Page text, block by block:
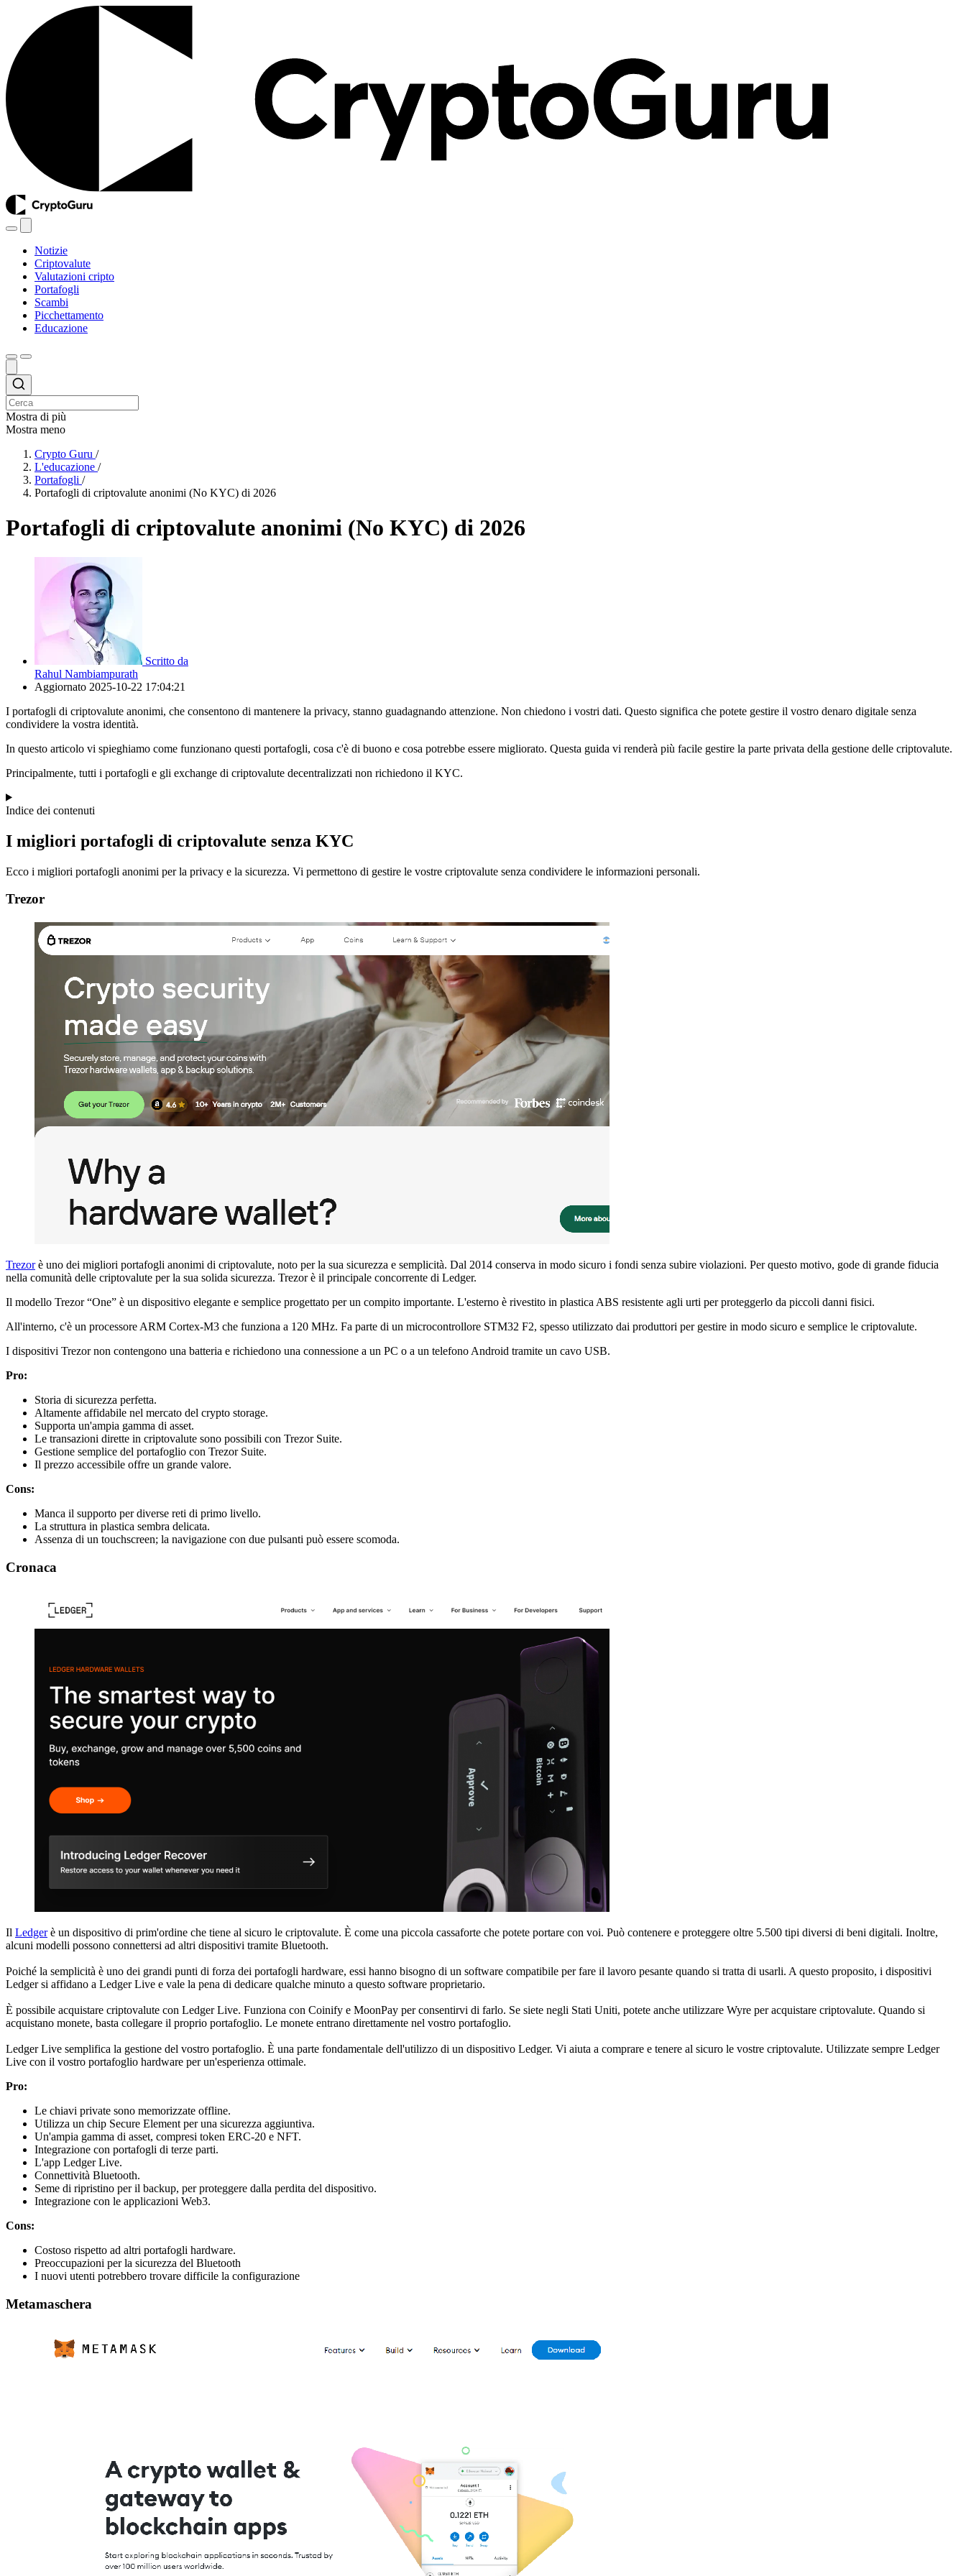
Notizie
Criptovalute
Valutazioni cripto
Portafogli
Scambi
Picchettamento
Educazione
Mostra di più
Mostra meno
Crypto Guru /
L'educazione /
Portafogli /
Portafogli di criptovalute anonimi (No KYC) di 2026
Portafogli di criptovalute anonimi (No KYC) di 2026
Scritto da
Rahul Nambiampurath
Aggiornato 2025-10-22 17:04:21
I portafogli di criptovalute anonimi, che consentono di mantenere la privacy, stanno guadagnando attenzione. Non chiedono i vostri dati. Questo significa che potete gestire il vostro denaro digitale senza
condividere la vostra identità.
In questo articolo vi spieghiamo come funzionano questi portafogli, cosa c'è di buono e cosa potrebbe essere migliorato. Questa guida vi renderà più facile gestire la parte privata della gestione delle criptovalute.
Principalmente, tutti i portafogli e gli exchange di criptovalute decentralizzati non richiedono il KYC.
Indice dei contenuti
I migliori portafogli di criptovalute senza KYC
Ecco i migliori portafogli anonimi per la privacy e la sicurezza. Vi permettono di gestire le vostre criptovalute senza condividere le informazioni personali.
Trezor
Trezorè uno dei migliori portafogli anonimi di criptovalute, noto per la sua sicurezza e semplicità. Dal 2014 conserva in modo sicuro i fondi senza subire violazioni. Per questo motivo, gode di grande fiducia
nella comunità delle criptovalute per la sua solida sicurezza. Trezor è il principale concorrente di Ledger.
Il modello Trezor “One” è un dispositivo elegante e semplice progettato per un compito importante. L'esterno è rivestito in plastica ABS resistente agli urti per proteggerlo da piccoli danni fisici.
All'interno, c'è un processore ARM Cortex-M3 che funziona a 120 MHz. Fa parte di un microcontrollore STM32 F2, spesso utilizzato dai produttori per gestire in modo sicuro e semplice le criptovalute.
I dispositivi Trezor non contengono una batteria e richiedono una connessione a un PC o a un telefono Android tramite un cavo USB.
Pro:
Storia di sicurezza perfetta.
Altamente affidabile nel mercato del crypto storage.
Supporta un'ampia gamma di asset.
Le transazioni dirette in criptovalute sono possibili con Trezor Suite.
Gestione semplice del portafoglio con Trezor Suite.
Il prezzo accessibile offre un grande valore.
Cons:
Manca il supporto per diverse reti di primo livello.
La struttura in plastica sembra delicata.
Assenza di un touchscreen; la navigazione con due pulsanti può essere scomoda.
Cronaca
Il Ledgerè un dispositivo di prim'ordine che tiene al sicuro le criptovalute. È come una piccola cassaforte che potete portare con voi. Può contenere e proteggere oltre 5.500 tipi diversi di beni digitali. Inoltre,
alcuni modelli possono connettersi ad altri dispositivi tramite Bluetooth.
Poiché la semplicità è uno dei grandi punti di forza dei portafogli hardware, essi hanno bisogno di un software compatibile per fare il lavoro pesante quando si tratta di usarli. A questo proposito, i dispositivi
Ledger si affidano a Ledger Live e vale la pena di dedicare qualche minuto a questo software proprietario.
È possibile acquistare criptovalute con Ledger Live. Funziona con Coinify e MoonPay per consentirvi di farlo. Se siete negli Stati Uniti, potete anche utilizzare Wyre per acquistare criptovalute. Quando si
acquistano monete, basta collegare il proprio portafoglio. Le monete entrano direttamente nel vostro portafoglio.
Ledger Live semplifica la gestione del vostro portafoglio. È una parte fondamentale dell'utilizzo di un dispositivo Ledger. Vi aiuta a comprare e tenere al sicuro le vostre criptovalute. Utilizzate sempre Ledger
Live con il vostro portafoglio hardware per un'esperienza ottimale.
Pro:
Le chiavi private sono memorizzate offline.
Utilizza un chip Secure Element per una sicurezza aggiuntiva.
Un'ampia gamma di asset, compresi token ERC-20 e NFT.
Integrazione con portafogli di terze parti.
L'app Ledger Live.
Connettività Bluetooth.
Seme di ripristino per il backup, per proteggere dalla perdita del dispositivo.
Integrazione con le applicazioni Web3.
Cons:
Costoso rispetto ad altri portafogli hardware.
Preoccupazioni per la sicurezza del Bluetooth
I nuovi utenti potrebbero trovare difficile la configurazione
Metamaschera